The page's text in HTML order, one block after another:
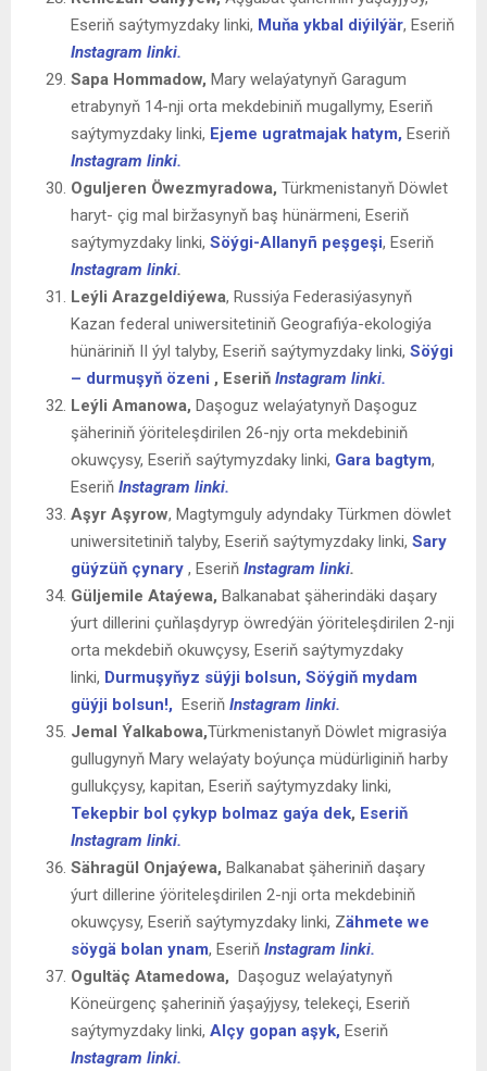
Eseriň saýtymyzdaky linki, Muňa ykbal diýilýär, Eseriň
Instagram linki.
Sapa Hommadow, Mary welaýatynyň Garagum
etrabynyň 14-nji orta mekdebiniň mugallymy, Eseriň
saýtymyzdaky linki, Ejeme ugratmajak hatym, Eseriň
Instagram linki.
Oguljeren Öwezmyradowa, Türkmenistanyň Döwlet
haryt- çig mal biržasynyň baş hünärmeni, Eseriň
saýtymyzdaky linki, Söýgi-Allanyñ peşgeşi, Eseriň
Instagram linki.
Leýli Arazgeldiýewa, Russiýa Federasiýasynyň
Kazan federal uniwersitetiniň Geografiýa-ekologiýa
hünäriniň II ýyl talyby, Eseriň saýtymyzdaky linki, Söýgi
– durmuşyň özeni , Eseriň Instagram linki.
Leýli Amanowa, Daşoguz welaýatynyň Daşoguz
şäheriniň ýöriteleşdirilen 26-njy orta mekdebiniň
okuwçysy, Eseriň saýtymyzdaky linki, Gara bagtym,
Eseriň Instagram linki.
Aşyr Aşyrow, Magtymguly adyndaky Türkmen döwlet
uniwersitetiniň talyby, Eseriň saýtymyzdaky linki, Sary
güýzüň çynary , Eseriň Instagram linki.
Güljemile Ataýewa, Balkanabat şäherindäki daşary
ýurt dillerini çuňlaşdyryp öwredýän ýöriteleşdirilen 2-nji
orta mekdebiň okuwçysy, Eseriň saýtymyzdaky
linki, Durmuşyňyz süýji bolsun, Söýgiň mydam
güýji bolsun!, Eseriň Instagram linki.
Jemal Ýalkabowa,Türkmenistanyň Döwlet migrasiýa
gullugynyň Mary welaýaty boýunça müdürliginiň harby
gullukçysy, kapitan, Eseriň saýtymyzdaky linki,
Tekepbir bol çykyp bolmaz gaýa dek, Eseriň
Instagram linki.
Sähragül Onjaýewa, Balkanabat şäheriniň daşary
ýurt dillerine ýöriteleşdirilen 2-nji orta mekdebiniň
okuwçysy, Eseriň saýtymyzdaky linki, Zähmete we
söygä bolan ynam, Eseriň Instagram linki.
Ogultäç Atamedowa, Daşoguz welaýatynyň
Köneürgenç şaheriniň ýaşaýjysy, telekeçi, Eseriň
saýtymyzdaky linki, Alçy gopan aşyk, Eseriň
Instagram linki.